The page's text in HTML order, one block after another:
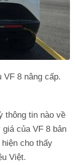
VF 8 nâng cấp.
thông tin nào về
của VF 8 bản
cho thấy
Việt.